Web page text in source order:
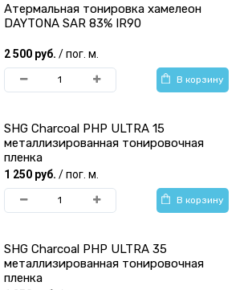
Атермальная тонировка хамелеон
DAYTONA SAR 83% IR90
2 500 руб. / пог. м.
В корзину
SHG Charcoal PHP ULTRA 15
металлизированная тонировочная
пленка
1 250 руб. / пог. м.
В корзину
SHG Charcoal PHP ULTRA 35
металлизированная тонировочная
пленка